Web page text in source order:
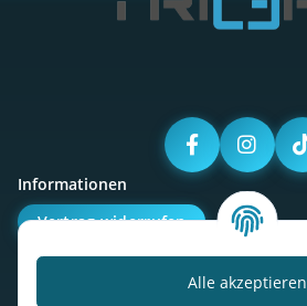
Alle akzeptieren
Informationen
Vertrag widerrufen
Kalorienbedarfsrechner